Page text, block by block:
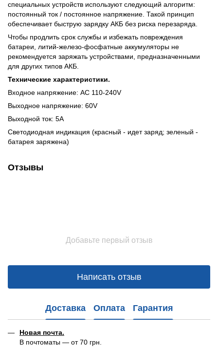
специальных устройств используют следующий алгоритм:
постоянный ток / постоянное напряжение. Такой принцип
обеспечивает быструю зарядку АКБ без риска перезаряда.
Чтобы продлить срок службы и избежать повреждения
батареи, литий-железо-фосфатные аккумуляторы не
рекомендуется заряжать устройствами, предназначенными
для других типов АКБ.
Технические характеристики.
Входное напряжение: AC 110-240V
Выходное напряжение: 60V
Выходной ток: 5A
Светодиодная индикация (красный - идет заряд; зеленый -
батарея заряжена)
Отзывы
Добавьте первый отзыв
Написать отзыв
Доставка Оплата Гарантия
Новая почта.
В почтоматы — от 70 грн.